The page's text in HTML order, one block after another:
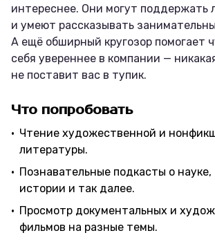
интереснее. Они могут поддержать
и умеют рассказывать
А ещё обширный кругозор помогает
себя увереннее в компании —
не поставит вас в тупик.
Что попробовать
Чтение художественной и
литературы.
Познавательные подкасты о науке,
истории и так далее.
Просмотр документальных и
фильмов на разные темы.